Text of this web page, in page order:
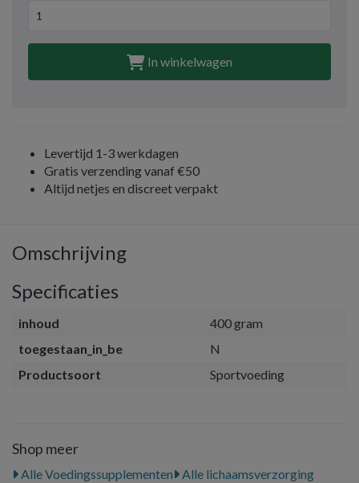
In winkelwagen
Levertijd 1-3 werkdagen
Gratis verzending vanaf €50
Altijd netjes en discreet verpakt
Omschrijving
Specificaties
inhoud
400 gram
toegestaan_in_be
N
Productsoort
Sportvoeding
Shop meer
Alle Voedingssupplementen
Alle lichaamsverzorging